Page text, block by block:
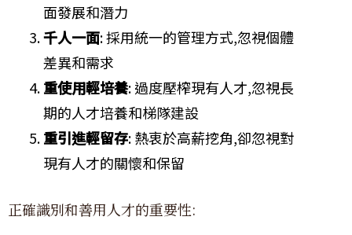
面發展和潛力
千人一面: 採用統一的管理方式,忽視個體
差異和需求
重使用輕培養: 過度壓榨現有人才,忽視長
期的人才培養和梯隊建設
重引進輕留存: 熱衷於高薪挖角,卻忽視對
現有人才的關懷和保留
正確識別和善用人才的重要性: